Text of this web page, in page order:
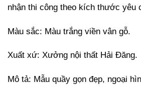
nhận thi công theo kích thước yêu
Màu sắc: Màu trắng viền vân gỗ.
Xuất xứ: Xưởng nội thất Hải Đăng.
Mô tả: Mẫu quầy gọn đẹp, ngoại